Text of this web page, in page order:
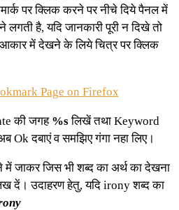
पर क्लिक करने पर नीचे दिये पैनल में
लगती है, यदि जानकारी पूरी न दिखे तो
में देखने के लिये चित्र पर क्लिक
की जगह%sलिखें तथा Keyword
Ok दबाएं व समझिए गंगा नहा लिए।
जाकर जिस भी शब्द का अर्थ का देखना
दें। उदाहरण हेतु, यदि irony शब्द का